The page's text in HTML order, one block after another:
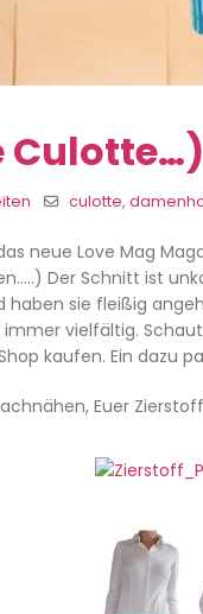
Culotte…)
culotte,
neue Love Mag
Der Schnitt ist
sie fleißig
immer vielfältig.
kaufen. Ein dazu
Euer